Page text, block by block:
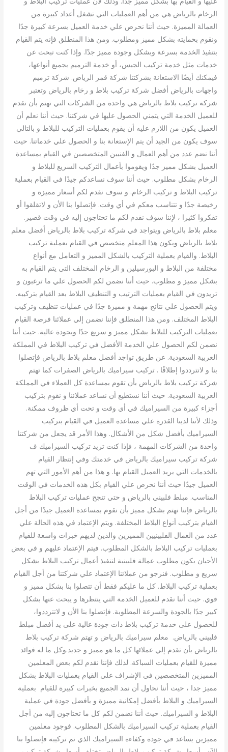
الرخام بالرياض هي من أهم العمليات التي تشغل أعداد كبيرة من
العمالة المميزة. حيث أننا نحرص علي خدمة العميل بسرعة كبيرة جدًا
ونقوم بحمايته بشكل مميز ومطلوب. ومن هذا المنطلق فإنه يتم القيام
بتنفيذ الخدمة بسرعة وبشكل وجودة مميز جدًا. وإذا كنت تبحث عن
خدمات مثل خدمة تركيب الجبس، أو خدمة الترميم بجميع أنواعها،
فيمكنك أيضًا الاستعانة بشركتنا شركة قمر الرياض. شركة ترميم
واجهات بالرياض أفضل شركة تركيب بلاط و رخام بالرياض وتعتبر
شركة تركيب بلاط بالرياض هي واحدة من الشركات التي تهتم بأن تقدم
للعميل الخدمة التي يتمني الحصول عليها في شركتنا. حيث أننا نعلم أن
العميل يكون من اللازم عليه أن يقوم بعمليات التركيب للبلاط و بالتالي
سوف يكون من الجيد أن يتم الإستعانة بنا و الحصول علي خدماتنا. حيث
أننا نضم عدد من أهم العمال و الفنيين المتخصصين في القيام بمساعدة
العميل بشكل مميز جدًا ويقوموا بأعمال التركيب السريع للبلاط و
الرخام بشكل مطلوب. حيث أننا سوف نساعدكم جيدًا في القيام بعملية
تركيب البلاط و تركيب الرخام. و سوف نقدم لكم أسعار مميزة و
رخيصة جدًا و تتناسب معكم في أي وقت. فإتصلوا بنا الأن و لاتقلقوا أو
تفكروا كثيرا ، لإننا سوف نقدم لكم ما تحتاجون إليه في وقت قصير.
معلم بلاط بالرياض ويتواجد في شركة تركيب بلاط بالرياض أفضل معلم
بلاط بالرياض ويكون هذا المعلم متخصص في القيام بعملية تركيب
البلاط. والقيام بعملية التركيب بالشكل المميز و التعامل مع أنواع
مختلفة من البلاط و البورسيلين و الرخام المختلف التي يتم القيام به
بشكل مميز و مطلوب. حيث أننا نضمن لكم الحصول علي ما ترغبون و
تريدون في القيام بعمليات الترتيب و التنظيف البلاط بعد القيام بتركيبه.
ويتم الحصول علي نتائج مهمة و مميزة جدًا في عمليات تنظيف وتركيب
البلاط المختلف. ومن هذا المنطلق فإننا نضمن إلي عملائنا فرصة القيام
بعمليات التركيب للبلاط بشكل مميز و سريع جدًا وبجودة عالية. حيث أننا
نضمن لكم الحصول علي الخدمة الأفضل في تركيب البلاط في المملكة
العربية السعودية. عن طريق تواجد أفضل معلم بلاط بالرياض فإتصلوا
بنا و لاتترددوا إطلاقًا . تركيب سيراميك بالرياض الصفرات كما تهتم
شركة تركيب بلاط بالرياض بأن تقوم بمساعدة كل العملاء في المملكة
العربية السعودية. حيث أننا نستطيع أن نساعد عملائنا و نقوم بتركيب
أجزاء كبيرة من السيراميك في أي وقت و تحت أي ظروف ممكنة.
وذلك لأننا لدينا القدرة علي مساعدة العميل في القيام بتركيب
السيراميك بأفضل شكل من الأشكال. وهذا الأمر قد يجعل من شركتنا
واحدة من الشركات المهمة ، فإذا كنت تريد تركيب السيراميك ف
شركة تركيب سيراميك بالرياض في خدمتك وفي إنتظار القيام
بالخدمات التي يريد العميل القيام بها. و هذا من أهم الأمور التي تهم
العميل جيدًا حيث أننا نحرص علي القيام بكل هذه الخدمات في الوقت
المناسب. مبلط فلبيني بالرياض و حتي تنجح عمليات تركيب البلاط
بالرياض فإننا نهتم بشكل مميز بأن نقوم بمساعدة العميل جيدًا من أجل
القيام بتركيب أنواع البلاط المختلفة. ويتم الإعتماد في هذه الحالة علي
عدد من العمال الفلبينيين المميزين والذين لديهم خبرات واسعة للقيام
بعمليات تركيب البلاط بالشكل المطلوب. فيتم الإعتماد عليهم و في بعض
الأحيان يكون مطلوب عمالة فلبينية لتنفيذ أعمال تركيب البلاط بشكل
سريع و مطلوب. فنرجو من عملائنا الإعتماد علي شركتنا من أجل القيام
بعملية تركيب البلاط. كل ما عليكم فقط أن تتصلوا بنا بشكل مميز و
قوي. حيث أننا نقدم للعميل الخدمة التي ينتظرها و يبحث عنها بشكل
كبير جدًا بالجودة والسرعة المطلوبة. فإتصلوا بنا الأن و لاتترددوا،
للحصول على خدمة تركيب بلاط ذات جودة عالية على يد أفضل مبلط
فلبيني بالرياض. معلم سيراميك بالرياض و تهتم شركة تركيب بلاط
بالرياض بأن تقدم إلي عملائها كل ما هو مميز و جديد.وكل ما له فوائد
مميزة للقيام بعمليات السباكة. لذلك فإننا نقدم لكم بعض المعلمين
المميزين المتخصصين في الإشراف علي القيام بعمليات البلاط بشكل
مميز جدا ، حيث أننا نحاول أن نمد الجميع بخبرات كبيرة للقيام بعملية
السيراميك و البلاط بأفضل إمكانية مميزة و بأفضل جودة في عملية
البلاط و السيراميك. حيث أننا نضمن لكم كل ما تحتاجون إليه من أجل
القيام بعملية تركيب السيراميك بالشكل المطلوب. فوجود معلمين
مميزين يساعد في جودة وكفاءة السيراميك الذي تم تركيبه فإتصلوا بنا